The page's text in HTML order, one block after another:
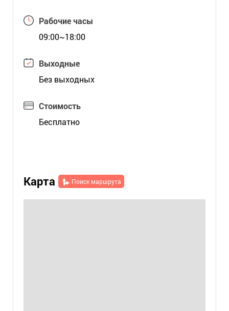
Рабочие часы
09:00~18:00
Выходные
Без выходных
Стоимость
Бесплатно
Карта Поиск маршрута